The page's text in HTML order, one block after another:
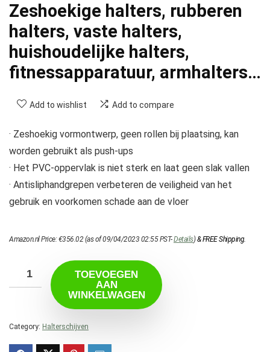
Zeshoekige halters, rubberen
halters, vaste halters,
huishoudelijke halters,
fitnessapparatuur, armhalters…
Add to wishlist Add to compare
· Zeshoekig vormontwerp, geen rollen bij plaatsing, kan
worden gebruikt als push-ups
· Het PVC-oppervlak is niet sterk en laat geen slak vallen
· Antisliphandgrepen verbeteren de veiligheid van het
gebruik en voorkomen schade aan de vloer
Amazon.nl Price:€356.02 (as of 09/04/2023 02:55 PST-Details)&FREE Shipping.
TOEVOEGEN
AAN
WINKELWAGEN
Category: Halterschijven